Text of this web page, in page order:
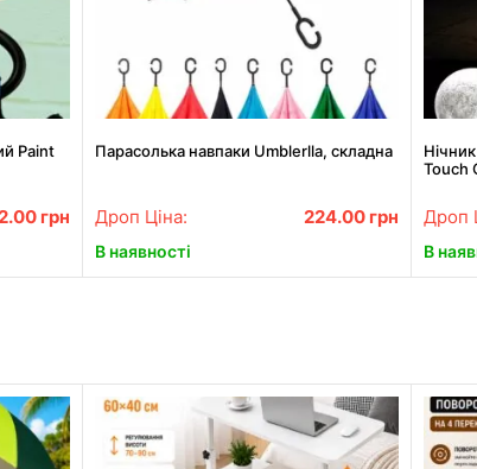
Paint
грн
Парасолька навпаки Umblerlla, складна
Дроп Ціна: 224.00 грн
В наявності
Touch
Дроп
В